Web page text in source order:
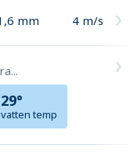
mm 4 m/s
29°
vatten temp